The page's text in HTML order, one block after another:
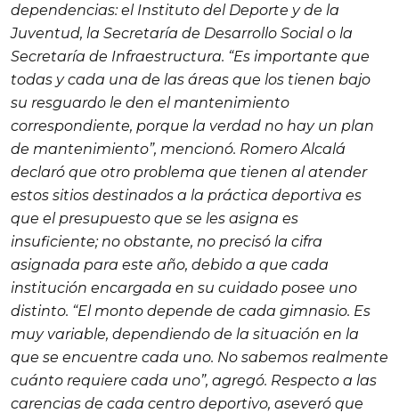
dependencias: el Instituto del Deporte y de la
Juventud, la Secretaría de Desarrollo Social o la
Secretaría de Infraestructura. “Es importante que
todas y cada una de las áreas que los tienen bajo
su resguardo le den el mantenimiento
correspondiente, porque la verdad no hay un plan
de mantenimiento”, mencionó. Romero Alcalá
declaró que otro problema que tienen al atender
estos sitios destinados a la práctica deportiva es
que el presupuesto que se les asigna es
insuficiente; no obstante, no precisó la cifra
asignada para este año, debido a que cada
institución encargada en su cuidado posee uno
distinto. “El monto depende de cada gimnasio. Es
muy variable, dependiendo de la situación en la
que se encuentre cada uno. No sabemos realmente
cuánto requiere cada uno”, agregó. Respecto a las
carencias de cada centro deportivo, aseveró que